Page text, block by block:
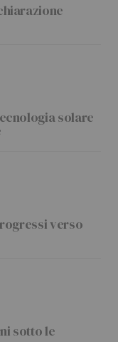
solare
verso
sotto le